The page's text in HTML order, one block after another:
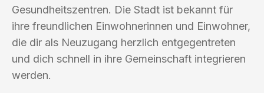
Gesundheitszentren. Die Stadt ist bekannt für
ihre freundlichen Einwohnerinnen und Einwohner,
die dir als Neuzugang herzlich entgegentreten
und dich schnell in ihre Gemeinschaft integrieren
werden.